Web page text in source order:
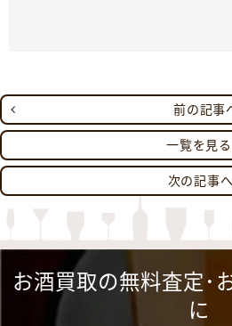
前の記事
一覧を見る
次の記事へ
お酒買取の無料査定･
に